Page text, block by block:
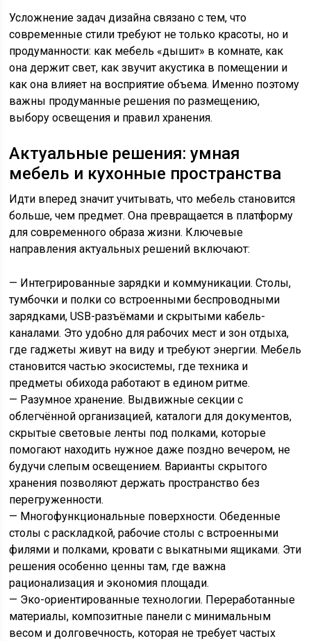
Усложнение задач дизайна связано с тем, что
современные стили требуют не только красоты, но и
продуманности: как мебель «дышит» в комнате, как
она держит свет, как звучит акустика в помещении и
как она влияет на восприятие объема. Именно поэтому
важны продуманные решения по размещению,
выбору освещения и правил хранения.
Актуальные решения: умная
мебель и кухонные пространства
Идти вперед значит учитывать, что мебель становится
больше, чем предмет. Она превращается в платформу
для современного образа жизни. Ключевые
направления актуальных решений включают:
— Интегрированные зарядки и коммуникации. Столы,
тумбочки и полки со встроенными беспроводными
зарядками, USB-разъёмами и скрытыми кабель-
каналами. Это удобно для рабочих мест и зон отдыха,
где гаджеты живут на виду и требуют энергии. Мебель
становится частью экосистемы, где техника и
предметы обихода работают в едином ритме.
— Разумное хранение. Выдвижные секции с
облегчённой организацией, каталоги для документов,
скрытые световые ленты под полками, которые
помогают находить нужное даже поздно вечером, не
будучи слепым освещением. Варианты скрытого
хранения позволяют держать пространство без
перегруженности.
— Многофункциональные поверхности. Обеденные
столы с раскладкой, рабочие столы с встроенными
филями и полками, кровати с выкатными ящиками. Эти
решения особенно ценны там, где важна
рационализация и экономия площади.
— Эко-ориентированные технологии. Переработанные
материалы, композитные панели с минимальным
весом и долговечность, которая не требует частых